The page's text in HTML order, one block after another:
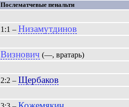
Послематчевые пенальти
1:1 – Низамутдинов
Визнович (—, вратарь)
2:2 – Щербаков